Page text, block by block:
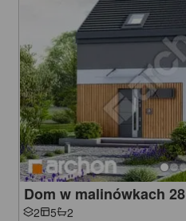
Dom w malinówkach 28
2 5 2